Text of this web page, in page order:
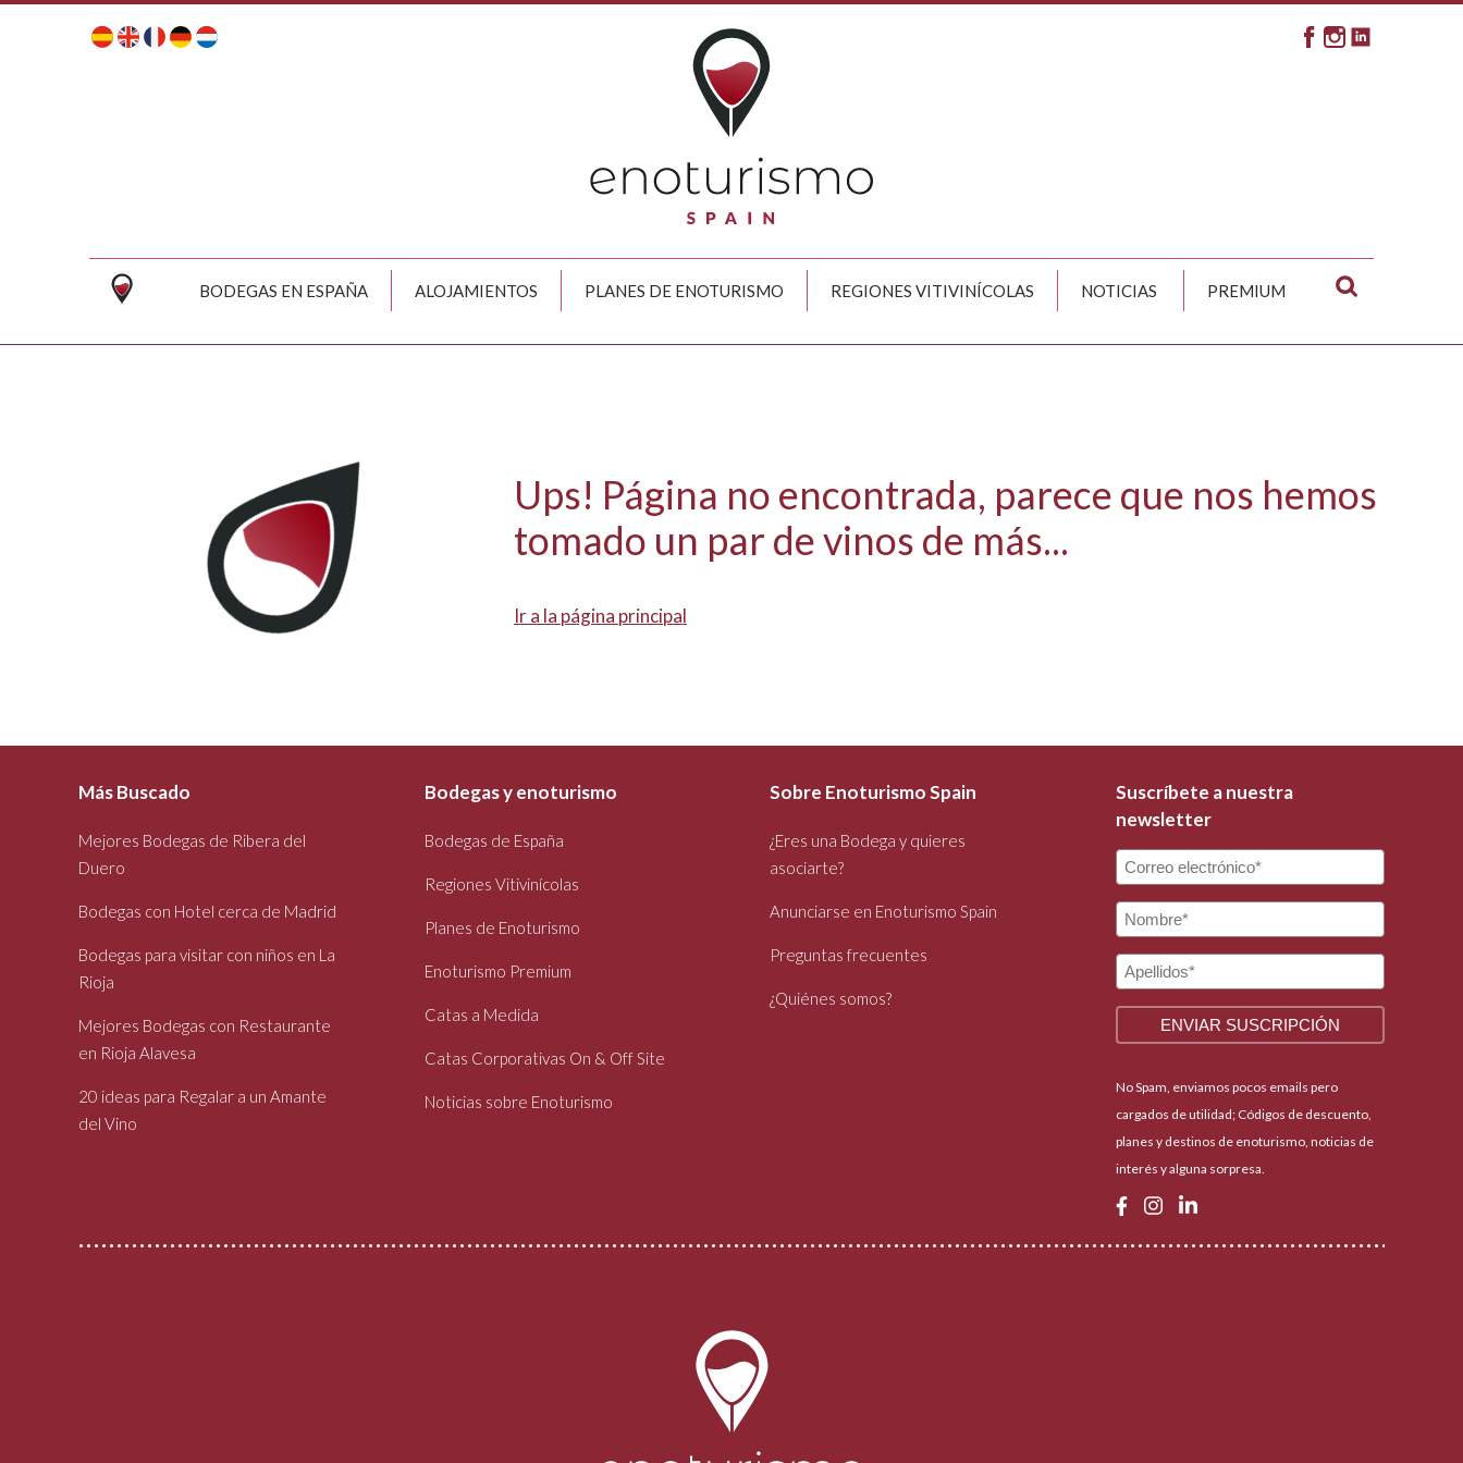
BODEGAS EN ESPAÑA ALOJAMIENTOS PLANES DE ENOTURISMO REGIONES VITIVINÍCOLAS NOTICIAS PREMIUM
Ups! Página no encontrada, parece que nos hemos
tomado un par de vinos de más...
Ir a la página principal
Más Buscado
Mejores Bodegas de Ribera del
Duero
Bodegas con Hotel cerca de Madrid
Bodegas para visitar con niños en La
Rioja
Mejores Bodegas con Restaurante
en Rioja Alavesa
20 ideas para Regalar a un Amante
del Vino
Bodegas y enoturismo
Bodegas de España
Regiones Vitivinícolas
Planes de Enoturismo
Enoturismo Premium
Catas a Medida
Catas Corporativas On & Off Site
Noticias sobre Enoturismo
Sobre Enoturismo Spain
¿Eres una Bodega y quieres
asociarte?
Anunciarse en Enoturismo Spain
Preguntas frecuentes
¿Quiénes somos?
Suscríbete a nuestra
newsletter
No Spam, enviamos pocos emails pero
cargados de utilidad; Códigos de descuento,
planes y destinos de enoturismo, noticias de
interés y alguna sorpresa.